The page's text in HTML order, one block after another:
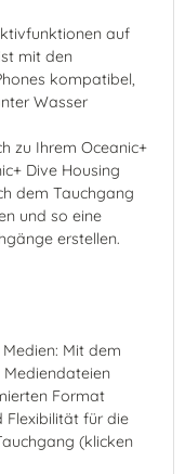
auf
mit den
kompatibel,
Wasser
zu Ihrem Oceanic+
Dive Housing
dem Tauchgang
und so eine
erstellen.
Mit dem
Format
Flexibilität für die
(klicken